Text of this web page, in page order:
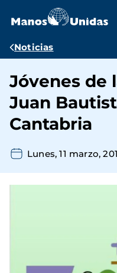
contenido
Ruta
navegación
Noticias
Jóvenes de
Juan
Cantabria
Lunes, 11 marzo,